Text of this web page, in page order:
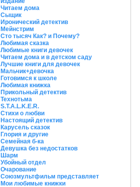
Читаем дома
Сыщик
Иронический детектив
Мейнстрим
Сто тысяч Как? и Почему?
Любимая сказка
Любимые книги девочек
Читаем дома и в детском саду
Лучшие книги для девочек
Мальчик+девочка
Готовимся к школе
Любимая книжка
Прикольный детектив
Технотьма
S.T.A.L.K.E.R.
Стихи о любви
Настоящий детектив
Карусель сказок
Глория и другие
Семейная б-ка
Девушка без недостатков
Шарм
Убойный отдел
Очарование
Союзмультфильм представляет
Мои любимые книжки